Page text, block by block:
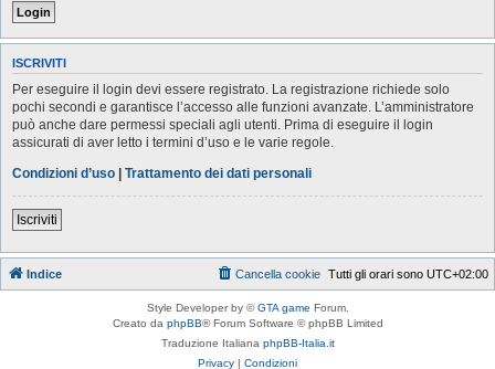
ISCRIVITI
Per eseguire il login devi essere registrato. La registrazione richiede solo
pochi secondi e garantisce l’accesso alle funzioni avanzate. L’amministratore
può anche dare permessi speciali agli utenti. Prima di eseguire il login
assicurati di aver letto i termini d’uso e le varie regole.
Condizioni d’uso | Trattamento dei dati personali
Iscriviti
Indice Tutti gli orari sono UTC+02:00
Cancella cookie
Style Developer by ©GTA game Forum.
Creato da phpBB® Forum Software © phpBB Limited
Traduzione Italiana phpBB-Italia.it
Privacy | Condizioni